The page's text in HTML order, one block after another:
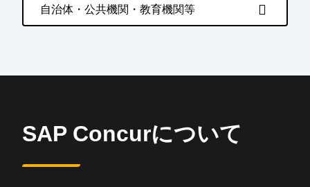
自治体・公共機関・教育機関等
SAP Concurについて